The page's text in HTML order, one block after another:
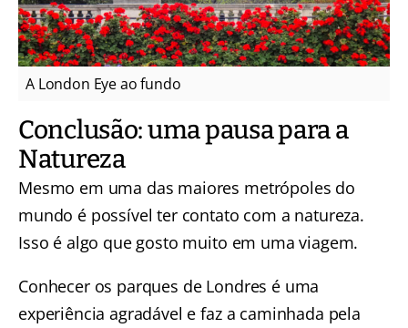
A London Eye ao fundo
Conclusão: uma pausa para a
Natureza
Mesmo em uma das maiores metrópoles do
mundo é possível ter contato com a natureza.
Isso é algo que gosto muito em uma viagem.
Conhecer os parques de Londres é uma
experiência agradável e faz a caminhada pela